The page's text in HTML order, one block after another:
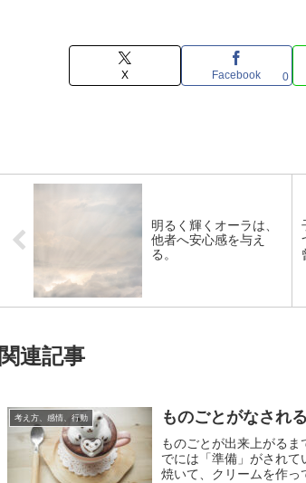
X Facebook 0
明るく輝くオーラは、
他者へ安心感を与え
る。
関連記事
考え方、感情、行動 ものごとがなされ
ものごとが出来上がる
でには「準備」がされ
焼いて、クリームを作っ